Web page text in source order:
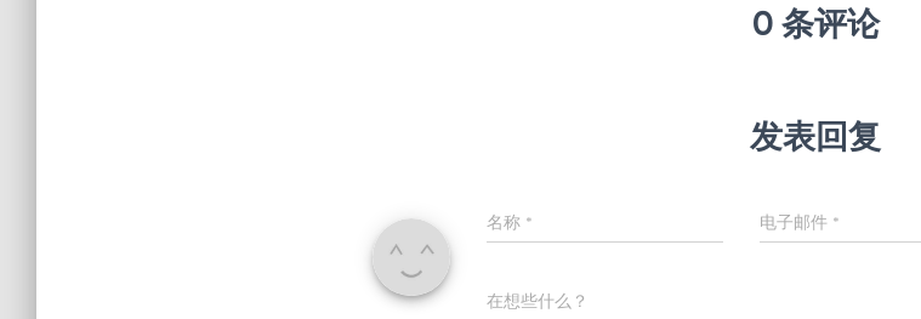
0 条评论
发表回复
名称 * 电子邮件 *
在想些什么？